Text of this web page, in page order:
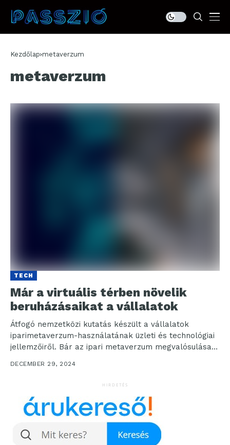
Kezdőlap metaverzum
metaverzum
TECH
Már a virtuális térben növelik
beruházásaikat a vállalatok
Átfogó nemzetközi kutatás készült a vállalatok
iparimetaverzum-használatának üzleti és technológiai
jellemzőiről. Bár az ipari metaverzum megvalósulása
DECEMBER 29, 2024
HIRDETÉS